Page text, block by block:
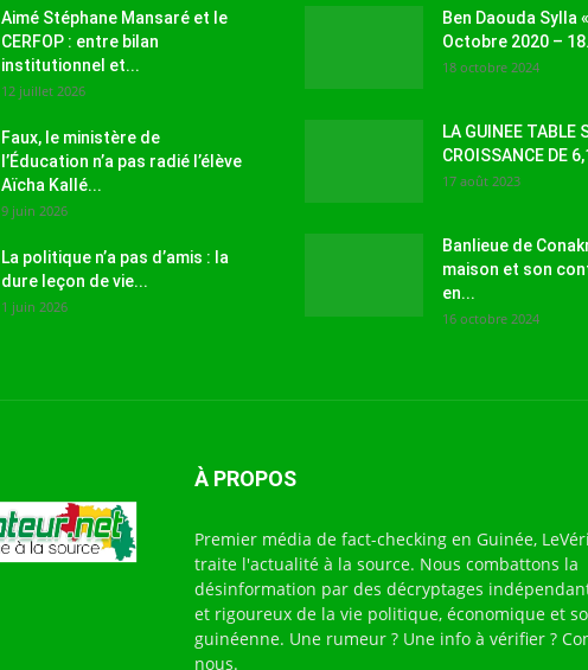
Aimé Stéphane Mansaré et le
CERFOP : entre bilan
institutionnel et...
12 juillet 2026
Faux, le ministère de
l’Éducation n’a pas radié l’élève
Aïcha Kallé...
9 juin 2026
La politique n’a pas d’amis : la
dure leçon de vie...
1 juin 2026
Ben Daouda Sylla
Octobre 2020 –
18 octobre 2024
LA GUINEE TABLE
CROISSANCE DE
17 août 2023
Banlieue de
maison et son
en...
16 octobre 2024
À PROPOS
Premier média de fact-checking en Guinée,
traite l'actualité à la source. Nous combattons la
désinformation par des décryptages
et rigoureux de la vie politique, économique et
guinéenne. Une rumeur ? Une info à vérifier ?
nous.